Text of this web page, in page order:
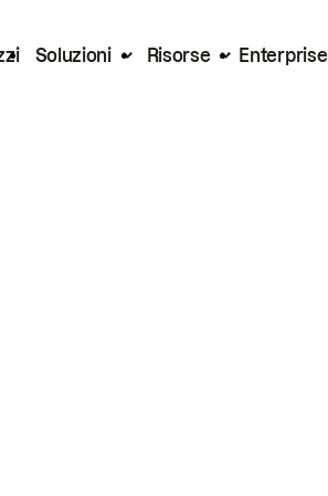
Soluzioni Risorse Enterprise